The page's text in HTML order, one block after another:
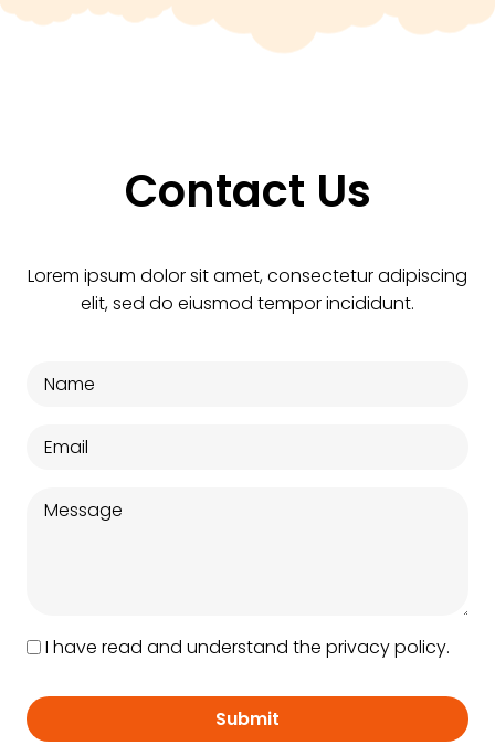
Contact Us
Lorem ipsum dolor sit amet, consectetur adipiscing
elit, sed do eiusmod tempor incididunt.
I have read and understand the privacy policy.
Submit